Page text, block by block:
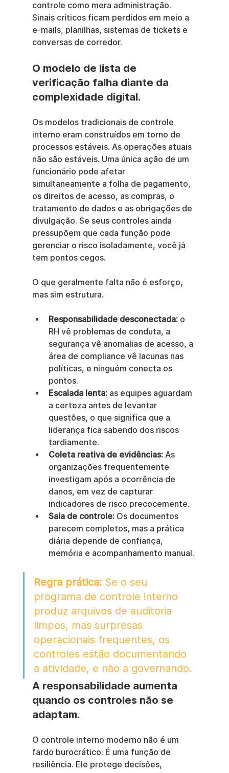
controle como mera administração.
Sinais críticos ficam perdidos em meio a
e-mails, planilhas, sistemas de tickets e
conversas de corredor.
O modelo de lista de
verificação falha diante da
complexidade digital.
Os modelos tradicionais de controle
interno eram construídos em torno de
processos estáveis. As operações atuais
não são estáveis. Uma única ação de um
funcionário pode afetar
simultaneamente a folha de pagamento,
os direitos de acesso, as compras, o
tratamento de dados e as obrigações de
divulgação. Se seus controles ainda
pressupõem que cada função pode
gerenciar o risco isoladamente, você já
tem pontos cegos.
O que geralmente falta não é esforço,
mas sim estrutura.
Responsabilidade desconectada: o
RH vê problemas de conduta, a
segurança vê anomalias de acesso, a
área de compliance vê lacunas nas
políticas, e ninguém conecta os
pontos.
Escalada lenta: as equipes aguardam
a certeza antes de levantar
questões, o que significa que a
liderança fica sabendo dos riscos
tardiamente.
Coleta reativa de evidências: As
organizações frequentemente
investigam após a ocorrência de
danos, em vez de capturar
indicadores de risco precocemente.
Sala de controle: Os documentos
parecem completos, mas a prática
diária depende de confiança,
memória e acompanhamento manual.
Regra prática: Se o seu
programa de controle interno
produz arquivos de auditoria
limpos, mas surpresas
operacionais frequentes, os
controles estão documentando
a atividade, e não a governando.
A responsabilidade aumenta
quando os controles não se
adaptam.
O controle interno moderno não é um
fardo burocrático. É uma função de
resiliência. Ele protege decisões,